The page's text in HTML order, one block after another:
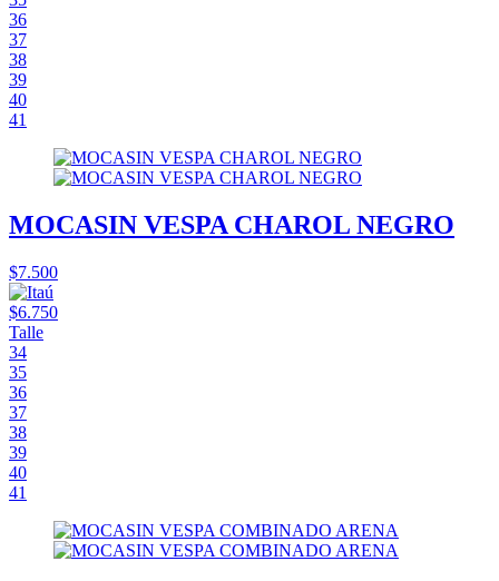
36
37
38
39
40
41
MOCASIN VESPA CHAROL NEGRO
$7.500
$6.750
Talle
34
35
36
37
38
39
40
41